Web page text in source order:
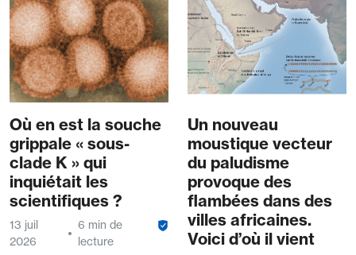
Où en est la souche
grippale « sous-
clade K » qui
inquiétait les
scientifiques ?
13 juil
2026
6 min de
lecture
Un nouveau
moustique vecteur
du paludisme
provoque des
flambées dans des
villes africaines.
Voici d’où il vient